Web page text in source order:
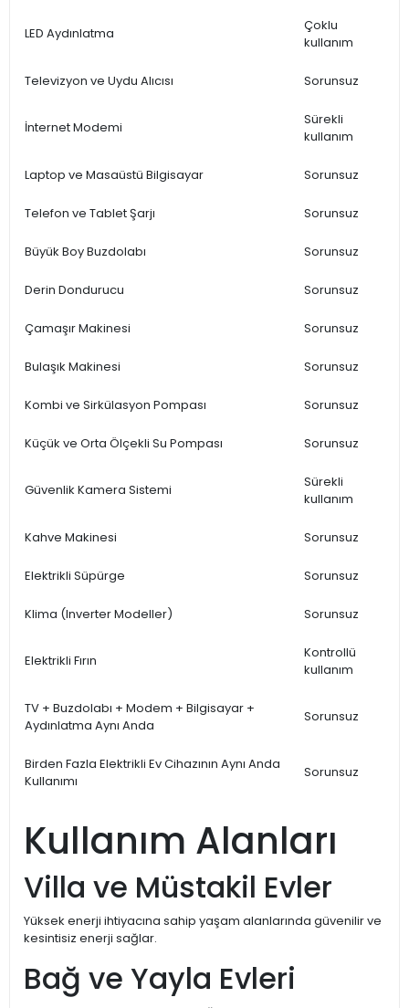
LED Aydınlatma
Çoklu
kullanım
Televizyon ve Uydu Alıcısı Sorunsuz
İnternet Modemi
Sürekli
kullanım
Laptop ve Masaüstü Bilgisayar Sorunsuz
Telefon ve Tablet Şarjı Sorunsuz
Büyük Boy Buzdolabı Sorunsuz
Derin Dondurucu Sorunsuz
Çamaşır Makinesi Sorunsuz
Bulaşık Makinesi Sorunsuz
Kombi ve Sirkülasyon Pompası Sorunsuz
Küçük ve Orta Ölçekli Su Pompası Sorunsuz
Güvenlik Kamera Sistemi
Sürekli
kullanım
Kahve Makinesi Sorunsuz
Elektrikli Süpürge Sorunsuz
Klima (Inverter Modeller) Sorunsuz
Elektrikli Fırın
Kontrollü
kullanım
TV + Buzdolabı + Modem + Bilgisayar +
Aydınlatma Aynı Anda
Sorunsuz
Birden Fazla Elektrikli Ev Cihazının Aynı Anda
Kullanımı
Sorunsuz
Kullanım Alanları
Villa ve Müstakil Evler
Yüksek enerji ihtiyacına sahip yaşam alanlarında güvenilir ve
kesintisiz enerji sağlar.
Bağ ve Yayla Evleri